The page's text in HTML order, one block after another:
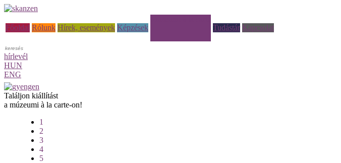
Főoldal Rólunk Hírek, események Képzések
Tudástár Kapcsolat
hírlevél
HUN
ENG
Találjon kiállítást
a múzeumi à la carte-on!
1
2
3
4
5